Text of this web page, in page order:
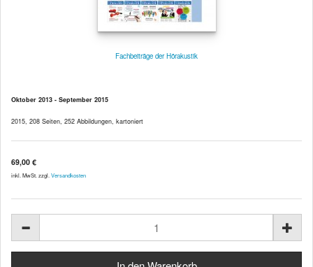
Fachbeiträge der Hörakustik
Oktober 2013 - September 2015
2015, 208 Seiten, 252 Abbildungen, kartoniert
69,00 €
inkl. MwSt. zzgl. Versandkosten